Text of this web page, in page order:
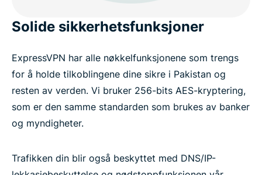
Solide sikkerhetsfunksjoner
ExpressVPN har alle nøkkelfunksjonene som trengs
for å holde tilkoblingene dine sikre i Pakistan og
resten av verden. Vi bruker 256-bits AES-kryptering,
som er den samme standarden som brukes av banker
og myndigheter.
Trafikken din blir også beskyttet med DNS/IP-